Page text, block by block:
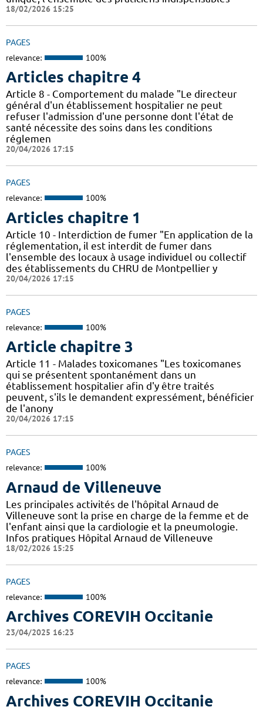
18/02/2026 15:25
PAGES
relevance: 100%
Articles chapitre 4
Article 8 - Comportement du malade "Le directeur
général d'un établissement hospitalier ne peut
refuser l'admission d'une personne dont l'état de
santé nécessite des soins dans les conditions
réglemen
20/04/2026 17:15
PAGES
relevance: 100%
Articles chapitre 1
Article 10 - Interdiction de fumer "En application de la
réglementation, il est interdit de fumer dans
l'ensemble des locaux à usage individuel ou collectif
des établissements du CHRU de Montpellier y
20/04/2026 17:15
PAGES
relevance: 100%
Article chapitre 3
Article 11 - Malades toxicomanes "Les toxicomanes
qui se présentent spontanément dans un
établissement hospitalier afin d'y être traités
peuvent, s'ils le demandent expressément, bénéficier
de l'anony
20/04/2026 17:15
PAGES
relevance: 100%
Arnaud de Villeneuve
Les principales activités de l'hôpital Arnaud de
Villeneuve sont la prise en charge de la femme et de
l'enfant ainsi que la cardiologie et la pneumologie.
Infos pratiques Hôpital Arnaud de Villeneuve
18/02/2026 15:25
PAGES
relevance: 100%
Archives COREVIH Occitanie
23/04/2025 16:23
PAGES
relevance: 100%
Archives COREVIH Occitanie